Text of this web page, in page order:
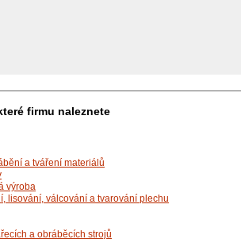
firmu naleznete
a tváření materiálů
výroba
lisování, válcování a tvarování plechu
a obráběcích strojů